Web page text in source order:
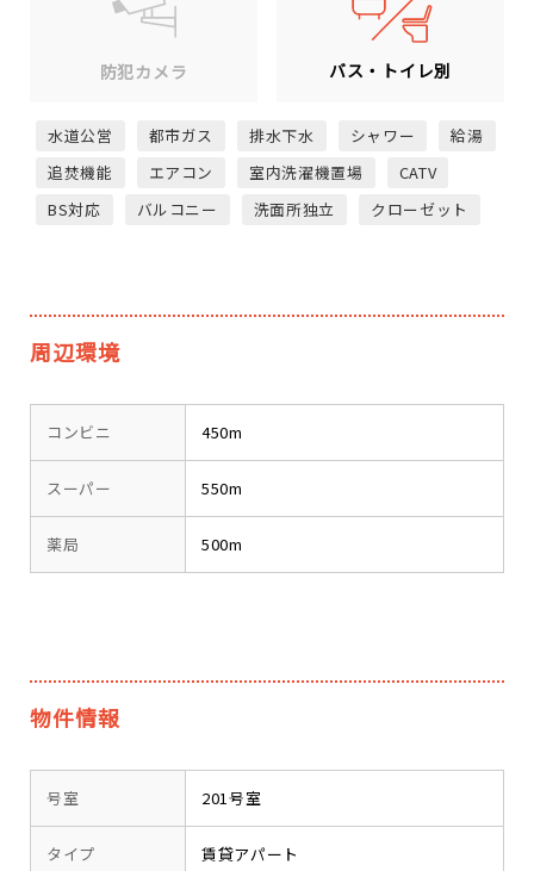
防犯カメラ バス・トイレ別
水道公営 都市ガス 排水下水 シャワー
給湯
追焚機能
エアコン 室内洗濯機置場
CATV
BS対応
バルコニー 洗面所独立 クローゼット
周辺環境
コンビニ 450m
スーパー 550m
薬局 500m
物件情報
号室 201号室
タイプ 賃貸アパート